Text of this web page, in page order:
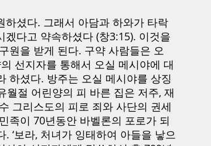
셨다. 그래서 아담과 하와가 타락
겠다고 약속하셨다 (창3:15). 이것을
원을 받게 된다. 구약 사람들은 오
선지자를 통해서 오실 메시야에 대
하셨다. 방주는 오실 메시야를 상징
월절 어린양의 피 바른 집은 저주, 재
그리스도의 피로 죄와 사단의 권세
족이 70년동안 바벨론의 포로가 되
‘보라, 처녀가 잉태하여 아들을 낳으